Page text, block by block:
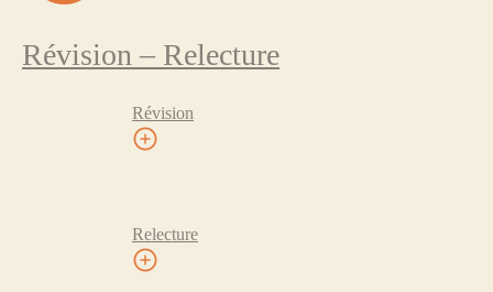
Révision – Relecture
Révision
Relecture